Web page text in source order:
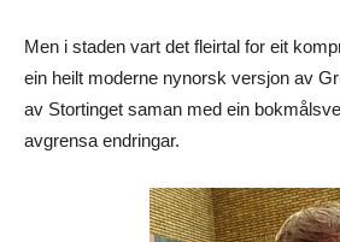
Men i staden vart det fleirtal for eit
ein heilt moderne nynorsk versjon av
av Stortinget saman med ein
avgrensa endringar.